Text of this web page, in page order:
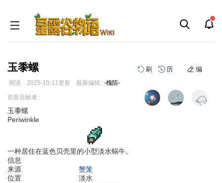
玉黍螺 刷 历 编
阅读 2025-10-11更新 最新编辑: -槐陌-
跳
导
航
跳
搜
索
页面贡献者 :
玉黍螺
Periwinkle
一种居住在蓝色贝壳里的小型淡水蜗牛。
信息
来源
蟹笼
位置
淡水